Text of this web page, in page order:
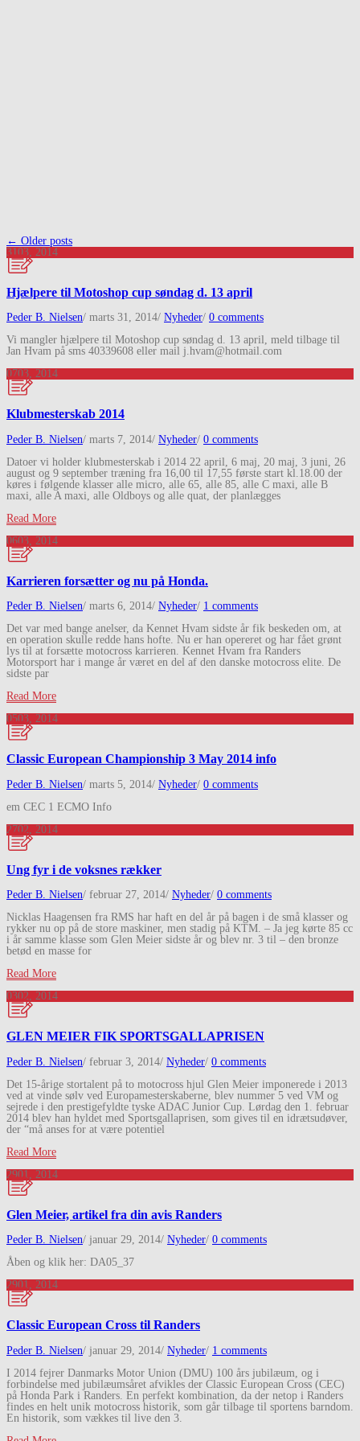
Post
navigation
← Older posts
3103, 2014
Hjælpere til Motoshop cup søndag d. 13 april
Peder B. Nielsen/ marts 31, 2014/ Nyheder/ 0 comments
Vi mangler hjælpere til Motoshop cup søndag d. 13 april, meld tilbage til
Jan Hvam på sms 40339608 eller mail j.hvam@hotmail.com
0703, 2014
Klubmesterskab 2014
Peder B. Nielsen/ marts 7, 2014/ Nyheder/ 0 comments
Datoer vi holder klubmesterskab i 2014 22 april, 6 maj, 20 maj, 3 juni, 26
august og 9 september træning fra 16,00 til 17,55 første start kl.18.00 der
køres i følgende klasser alle micro, alle 65, alle 85, alle C maxi, alle B
maxi, alle A maxi, alle Oldboys og alle quat, der planlægges
Read More
0603, 2014
Karrieren forsætter og nu på Honda.
Peder B. Nielsen/ marts 6, 2014/ Nyheder/ 1 comments
Det var med bange anelser, da Kennet Hvam sidste år fik beskeden om, at
en operation skulle redde hans hofte. Nu er han opereret og har fået grønt
lys til at forsætte motocross karrieren. Kennet Hvam fra Randers
Motorsport har i mange år været en del af den danske motocross elite. De
sidste par
Read More
0503, 2014
Classic European Championship 3 May 2014 info
Peder B. Nielsen/ marts 5, 2014/ Nyheder/ 0 comments
em CEC 1 ECMO Info
2702, 2014
Ung fyr i de voksnes rækker
Peder B. Nielsen/ februar 27, 2014/ Nyheder/ 0 comments
Nicklas Haagensen fra RMS har haft en del år på bagen i de små klasser og
rykker nu op på de store maskiner, men stadig på KTM. – Ja jeg kørte 85 cc
i år samme klasse som Glen Meier sidste år og blev nr. 3 til – den bronze
betød en masse for
Read More
0302, 2014
GLEN MEIER FIK SPORTSGALLAPRISEN
Peder B. Nielsen/ februar 3, 2014/ Nyheder/ 0 comments
Det 15-årige stortalent på to motocross hjul Glen Meier imponerede i 2013
ved at vinde sølv ved Europamesterskaberne, blev nummer 5 ved VM og
sejrede i den prestigefyldte tyske ADAC Junior Cup. Lørdag den 1. februar
2014 blev han hyldet med Sportsgallaprisen, som gives til en idrætsudøver,
der “må anses for at være potentiel
Read More
2901, 2014
Glen Meier, artikel fra din avis Randers
Peder B. Nielsen/ januar 29, 2014/ Nyheder/ 0 comments
Åben og klik her: DA05_37
2901, 2014
Classic European Cross til Randers
Peder B. Nielsen/ januar 29, 2014/ Nyheder/ 1 comments
I 2014 fejrer Danmarks Motor Union (DMU) 100 års jubilæum, og i
forbindelse med jubilæumsåret afvikles der Classic European Cross (CEC)
på Honda Park i Randers. En perfekt kombination, da der netop i Randers
findes en helt unik motocross historik, som går tilbage til sportens barndom.
En historik, som vækkes til live den 3.